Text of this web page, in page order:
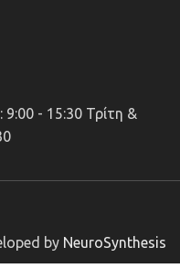
- 15:30 Τρίτη &
by NeuroSynthesis